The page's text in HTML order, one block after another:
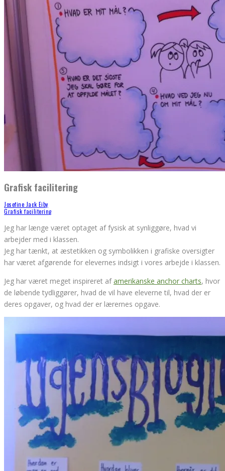
Grafisk facilitering
Josefine Jack Eiby
Grafisk facilitering
Jeg har længe været optaget af fysisk at synliggøre, hvad vi
arbejder med i klassen.
Jeg har tænkt, at æstetikken og symbolikken i grafiske oversigter
har været afgørende for elevernes indsigt i vores arbejde i klassen.
Jeg har været meget inspireret afamerikanske anchor charts, hvor
de løbende tydliggører, hvad de vil have eleverne til, hvad der er
deres opgaver, og hvad der er lærernes opgave.